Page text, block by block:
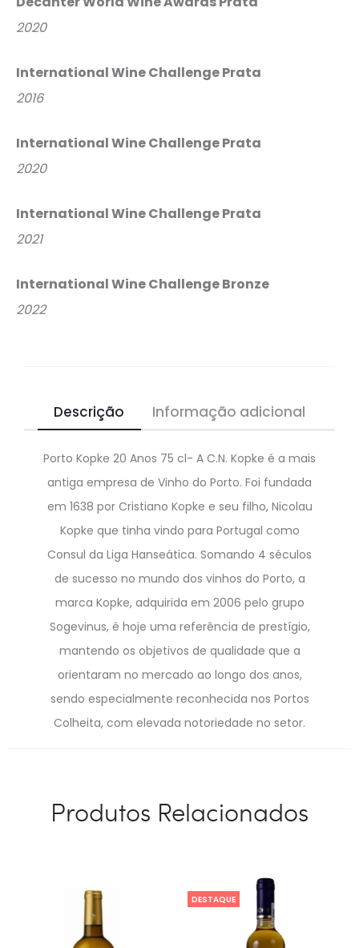
2020
International Wine Challenge Prata
2016
International Wine Challenge Prata
2020
International Wine Challenge Prata
2021
International Wine Challenge Bronze
2022
Descrição Informação adicional
Porto Kopke 20 Anos 75 cl- A C.N. Kopke é a mais
antiga empresa de Vinho do Porto. Foi fundada
em 1638 por Cristiano Kopke e seu filho, Nicolau
Kopke que tinha vindo para Portugal como
Consul da Liga Hanseática. Somando 4 séculos
de sucesso no mundo dos vinhos do Porto, a
marca Kopke, adquirida em 2006 pelo grupo
Sogevinus, é hoje uma referência de prestígio,
mantendo os objetivos de qualidade que a
orientaram no mercado ao longo dos anos,
sendo especialmente reconhecida nos Portos
Colheita, com elevada notoriedade no setor.
Produtos Relacionados
DESTAQUE